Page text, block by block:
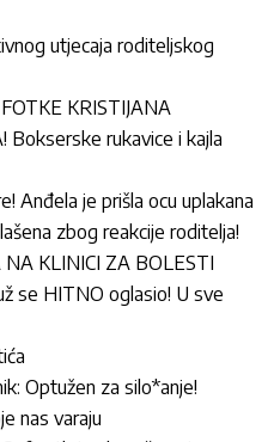
utjecaja roditeljskog
KRISTIJANA
Bokserske rukavice i kajla
Anđela je prišla ocu uplakana
zbog reakcije roditelja!
KLINICI ZA BOLESTI
se HITNO oglasio! U sve
Optužen za silo*anje!
nas varaju